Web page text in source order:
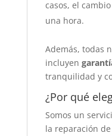
casos, el
una hora.
Además, todas
incluyen
tranquilidad y
¿Por qué
Somos un
la reparación